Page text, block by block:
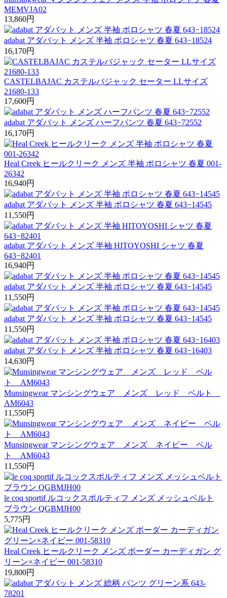
MEMVJA02
13,860円
adabat アダバット メンズ 半袖 ポロシャツ 春夏 643−18524
16,170円
CASTELBAJAC カステルバジャック セーター LLサイズ
21680-133
17,600円
adabat アダバット メンズ ハーフパンツ 春夏 643−72552
16,170円
Heal Creek ヒールクリーク メンズ 半袖 ポロシャツ 春夏 001-
26342
16,940円
adabat アダバット メンズ 半袖 ポロシャツ 春夏 643−14545
11,550円
adabat アダバット メンズ 半袖 HITOYOSHI シャツ 春夏
643−82401
16,940円
adabat アダバット メンズ 半袖 ポロシャツ 春夏 643−14545
11,550円
adabat アダバット メンズ 半袖 ポロシャツ 春夏 643−14545
11,550円
adabat アダバット メンズ 半袖 ポロシャツ 春夏 643−16403
14,630円
Munsingwear マンシングウェア メンズ レッド ベルト
AM6043
11,550円
Munsingwear マンシングウェア メンズ ネイビー ベル
ト AM6043
11,550円
le coq sportif ルコックスポルティフ メンズ メッシュベルト
ブラウン QGBMJH00
5,775円
Heal Creek ヒールクリーク メンズ ボーダー カーディガン グ
リーン×ネイビー 001-58310
19,800円